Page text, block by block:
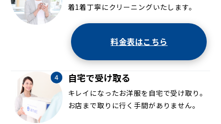
着1着丁寧にクリーニングいたします。
料金表はこちら
自宅で受け取る
キレイになったお洋服を自宅で受け取り。
お店まで取りに行く手間がありません。